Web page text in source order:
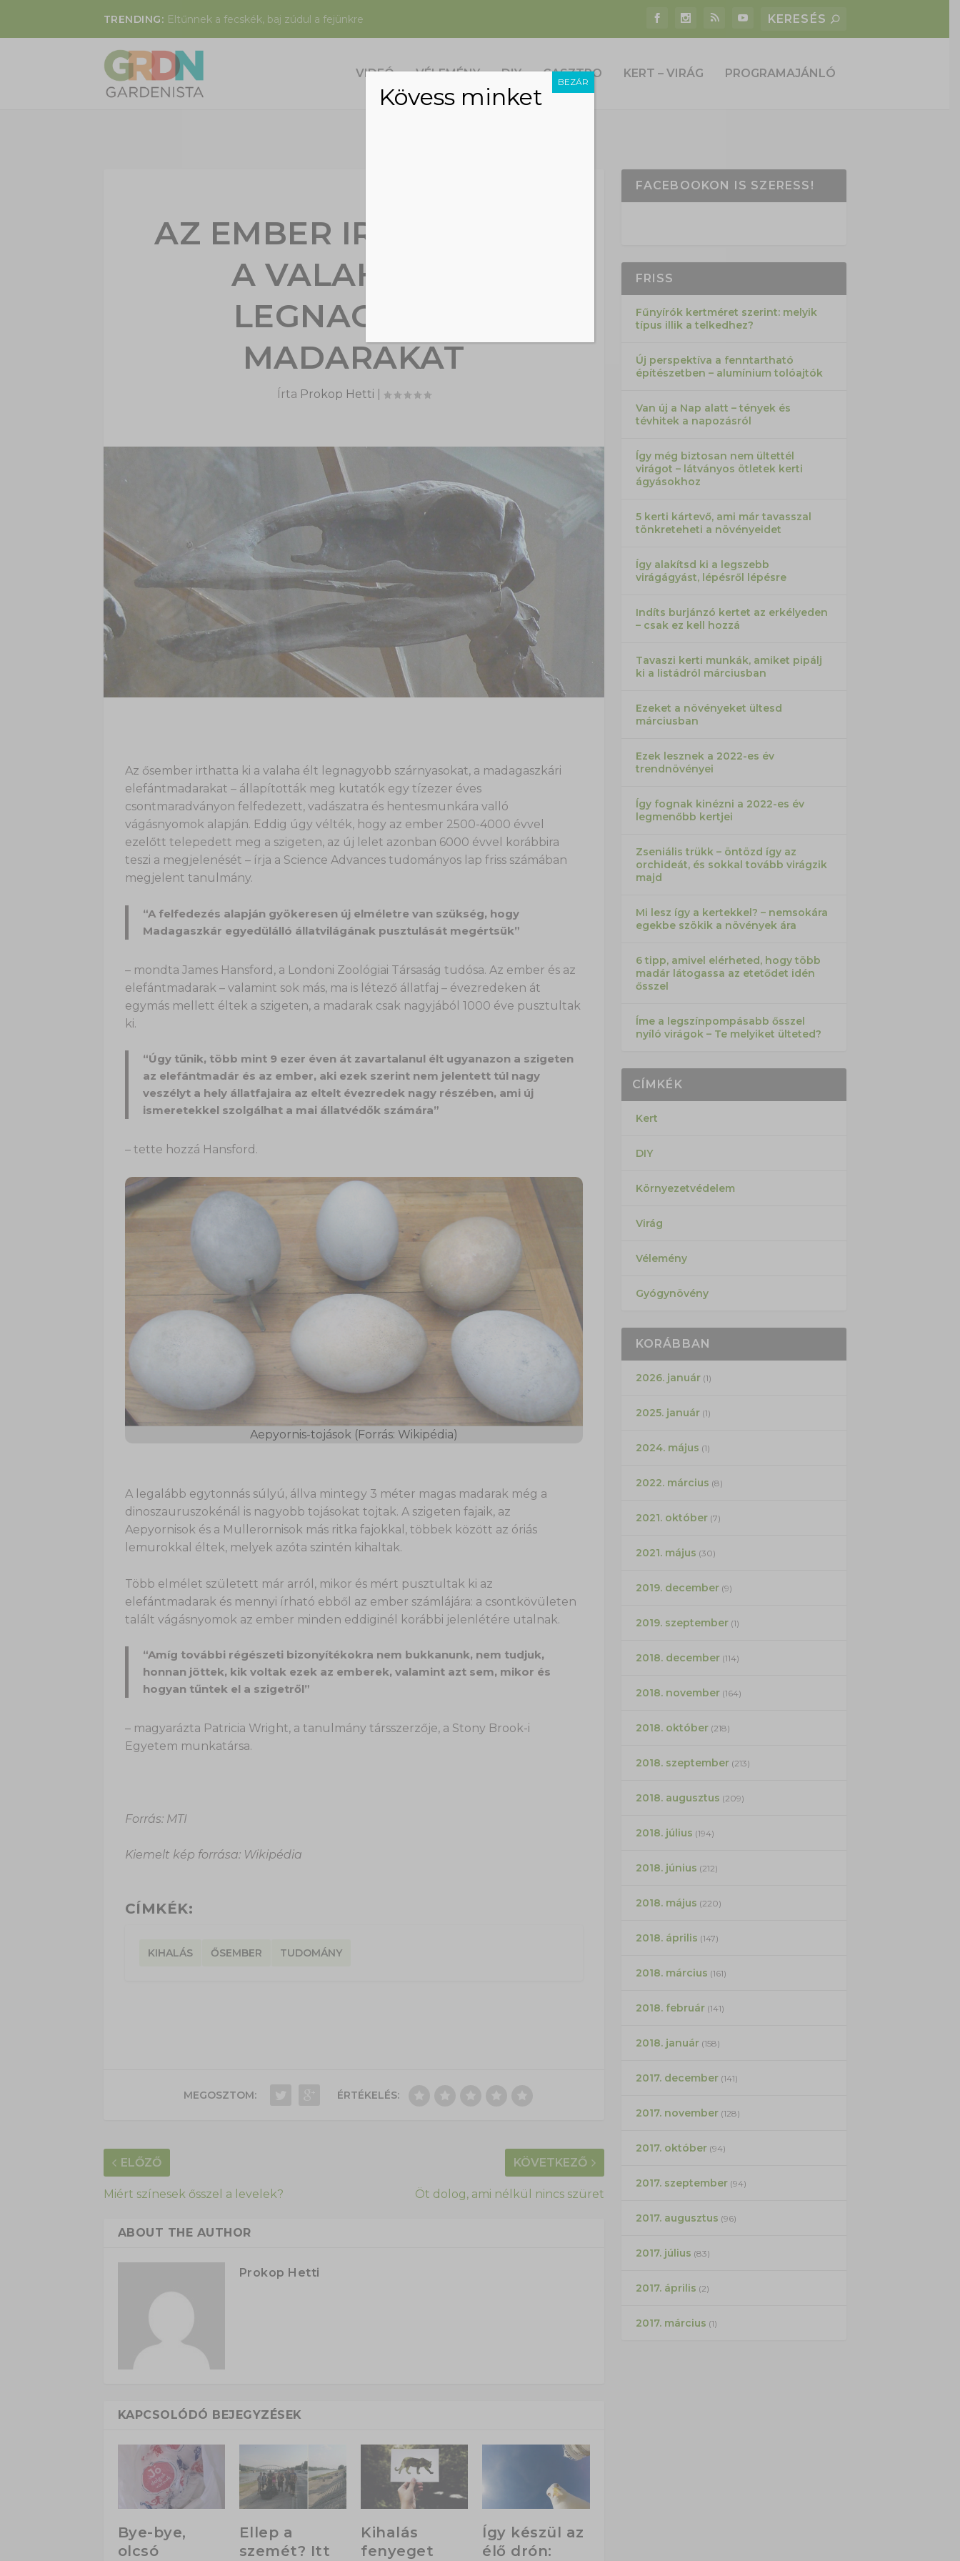
TRENDING: Eltűnnek a fecskék, baj zúdul a fejünkre
VIDEÓ VÉLEMÉNY DIY GASZTRO KERT – VIRÁG PROGRAMAJÁNLÓ
AZ EMBER IRTHATTA KI
A VALAHA ÉLT
LEGNAGYOBB
MADARAKAT
Írta Prokop Hetti
Az ősember irthatta ki a valaha élt legnagyobb szárnyasokat, a madagaszkári
elefántmadarakat – állapították meg kutatók egy tízezer éves
csontmaradványon felfedezett, vadászatra és hentesmunkára valló
vágásnyomok alapján. Eddig úgy vélték, hogy az ember 2500-4000 évvel
ezelőtt telepedett meg a szigeten, az új lelet azonban 6000 évvel korábbira
teszi a megjelenését – írja a Science Advances tudományos lap friss számában
megjelent tanulmány.
“A felfedezés alapján gyökeresen új elméletre van szükség, hogy
Madagaszkár egyedülálló állatvilágának pusztulását megértsük”
– mondta James Hansford, a Londoni Zoológiai Társaság tudósa. Az ember és az
elefántmadarak – valamint sok más, ma is létező állatfaj – évezredeken át
egymás mellett éltek a szigeten, a madarak csak nagyjából 1000 éve pusztultak
ki.
“Úgy tűnik, több mint 9 ezer éven át zavartalanul élt ugyanazon a szigeten
az elefántmadár és az ember, aki ezek szerint nem jelentett túl nagy
veszélyt a hely állatfajaira az eltelt évezredek nagy részében, ami új
ismeretekkel szolgálhat a mai állatvédők számára”
– tette hozzá Hansford.
Aepyornis-tojások (Forrás: Wikipédia)
A legalább egytonnás súlyú, állva mintegy 3 méter magas madarak még a
dinoszauruszokénál is nagyobb tojásokat tojtak. A szigeten fajaik, az
Aepyornisok és a Mullerornisok más ritka fajokkal, többek között az óriás
lemurokkal éltek, melyek azóta szintén kihaltak.
Több elmélet született már arról, mikor és mért pusztultak ki az
elefántmadarak és mennyi írható ebből az ember számlájára: a csontkövületen
talált vágásnyomok az ember minden eddiginél korábbi jelenlétére utalnak.
“Amíg további régészeti bizonyítékokra nem bukkanunk, nem tudjuk,
honnan jöttek, kik voltak ezek az emberek, valamint azt sem, mikor és
hogyan tűntek el a szigetről”
– magyarázta Patricia Wright, a tanulmány társszerzője, a Stony Brook-i
Egyetem munkatársa.
Forrás: MTI
Kiemelt kép forrása: Wikipédia
CÍMKÉK:
KIHALÁS ŐSEMBER TUDOMÁNY
MEGOSZTOM: ÉRTÉKELÉS:
ELŐZŐ
Miért színesek ősszel a levelek?
KÖVETKEZŐ
Öt dolog, ami nélkül nincs szüret
ABOUT THE AUTHOR
Prokop Hetti
KAPCSOLÓDÓ BEJEGYZÉSEK
Bye-bye,
olcsó
Ellep a
szemét? Itt
Kihalás
fenyeget
Így készül az
élő drón:
FACEBOOKON IS SZERESS!
FRISS
Fűnyírók kertméret szerint: melyik
típus illik a telkedhez?
Új perspektíva a fenntartható
építészetben – alumínium tolóajtók
Van új a Nap alatt – tények és
tévhitek a napozásról
Így még biztosan nem ültettél
virágot – látványos ötletek kerti
ágyásokhoz
5 kerti kártevő, ami már tavasszal
tönkreteheti a növényeidet
Így alakítsd ki a legszebb
virágágyást, lépésről lépésre
Indíts burjánzó kertet az erkélyeden
– csak ez kell hozzá
Tavaszi kerti munkák, amiket pipálj
ki a listádról márciusban
Ezeket a növényeket ültesd
márciusban
Ezek lesznek a 2022-es év
trendnövényei
Így fognak kinézni a 2022-es év
legmenőbb kertjei
Zseniális trükk – öntözd így az
orchideát, és sokkal tovább virágzik
majd
Mi lesz így a kertekkel? – nemsokára
egekbe szökik a növények ára
6 tipp, amivel elérheted, hogy több
madár látogassa az etetődet idén
ősszel
Íme a legszínpompásabb ősszel
nyíló virágok – Te melyiket ülteted?
CÍMKÉK
Kert
DIY
Környezetvédelem
Virág
Vélemény
Gyógynövény
KORÁBBAN
2026. január(1)
2025. január(1)
2024. május (1)
2022. március (8)
2021. október(7)
2021. május (30)
2019. december(9)
2019. szeptember(1)
2018. december(114)
2018. november(164)
2018. október(218)
2018. szeptember(213)
2018. augusztus (209)
2018. július (194)
2018. június (212)
2018. május (220)
2018. április (147)
2018. március (161)
2018. február(141)
2018. január(158)
2017. december(141)
2017. november(128)
2017. október(94)
2017. szeptember(94)
2017. augusztus (96)
2017. július (83)
2017. április (2)
2017. március (1)
Kövess minket
BEZÁR